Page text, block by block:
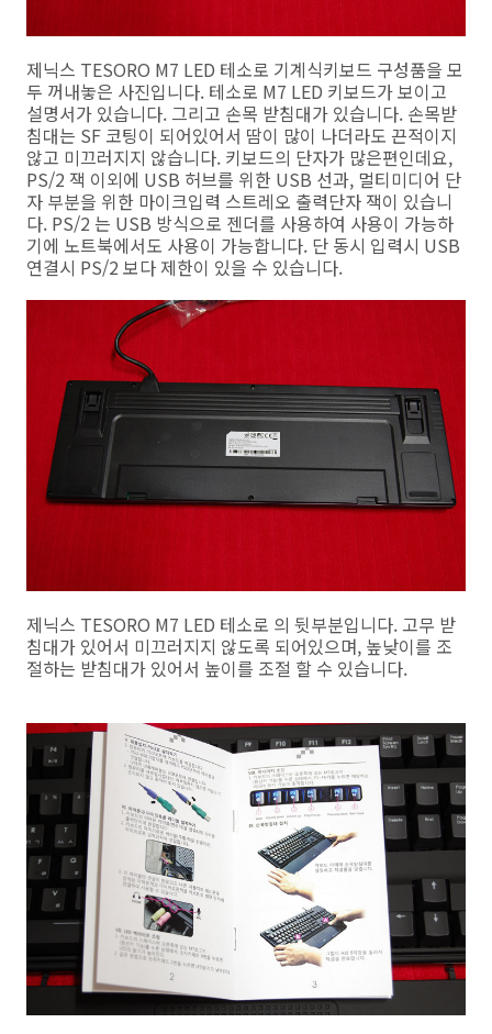
제닉스 TESORO M7 LED 테소로 기계식키보드 구성품을 모
두 꺼내놓은 사진입니다. 테소로 M7 LED 키보드가 보이고
설명서가 있습니다. 그리고 손목 받침대가 있습니다. 손목받
침대는 SF 코팅이 되어있어서 땀이 많이 나더라도 끈적이지
않고 미끄러지지 않습니다. 키보드의 단자가 많은편인데요,
PS/2 잭 이외에 USB 허브를 위한 USB 선과, 멀티미디어 단
자 부분을 위한 마이크입력 스트레오 출력단자 잭이 있습니
다. PS/2 는 USB 방식으로 젠더를 사용하여 사용이 가능하
기에 노트북에서도 사용이 가능합니다. 단 동시 입력시 USB
연결시 PS/2 보다 제한이 있을 수 있습니다.
제닉스 TESORO M7 LED 테소로 의 뒷부분입니다. 고무 받
침대가 있어서 미끄러지지 않도록 되어있으며, 높낮이를 조
절하는 받침대가 있어서 높이를 조절 할 수 있습니다.